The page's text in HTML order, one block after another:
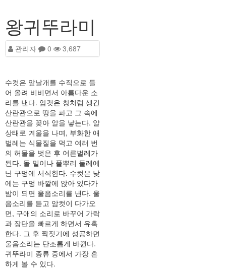
왕귀뚜라미
관리자 0 3,687
수컷은 앞날개를 수직으로 들
어 올려 비비면서 아름다운 소
리를 낸다. 암컷은 창처럼 생긴
산란관으로 땅을 파고 그 속에
산란관을 꽂아 알을 낳는다. 알
상태로 겨울을 나며, 부화한 애
벌레는 식물질을 먹고 여러 번
의 허물을 벗은 후 어른벌레가
된다. 돌 밑이나 풀뿌리 둘레에
난 구멍에 서식한다. 수컷은 낮
에는 구멍 바깥에 앉아 있다가
밤이 되면 울음소리를 낸다. 울
음소리를 듣고 암컷이 다가오
면, 구애의 소리로 바꾸어 가락
과 장단을 빠르게 하면서 유혹
한다. 그 후 짝짓기에 성공하면
울음소리는 단조롭게 바뀐다.
귀뚜라미 종류 중에서 가장 흔
하게 볼 수 있다.